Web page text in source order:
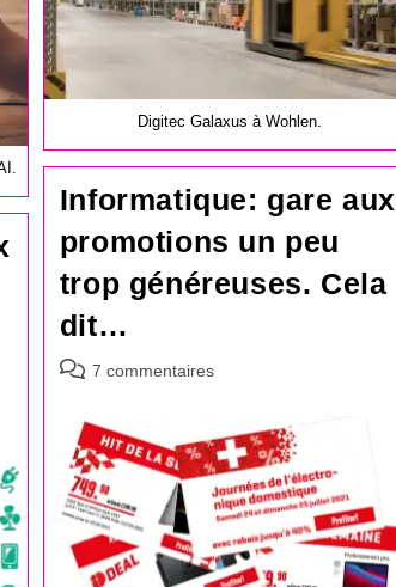
Digitec Galaxus à Wohlen.
Informatique: gare aux
promotions un peu
trop généreuses. Cela
dit…
Commentaires
publication :
7 commentaires